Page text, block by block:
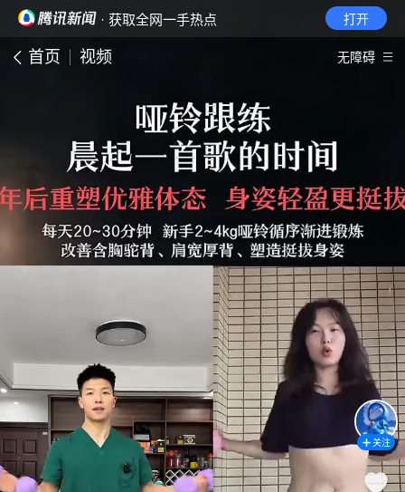
· 获取全网一手热点 打开
首页 视频 无障碍
关注